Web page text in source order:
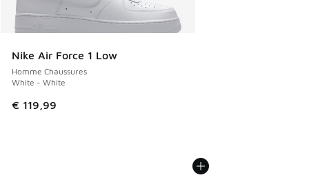
Nike Air Force 1 Low
Homme Chaussures
White - White
€ 119,99